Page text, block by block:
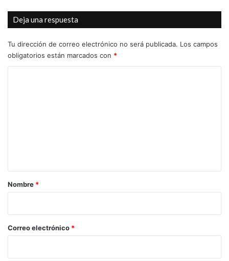
Junta de portavoces limpieza viaria
trabajador municipal
Deja una respuesta
Tu dirección de correo electrónico no será publicada. Los campos
obligatorios están marcados con *
r
*
Nombre *
Correo electrónico *